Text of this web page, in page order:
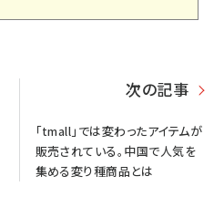
次の記事
「tmall」では変わったアイテムが
販売されている。中国で人気を
集める変り種商品とは